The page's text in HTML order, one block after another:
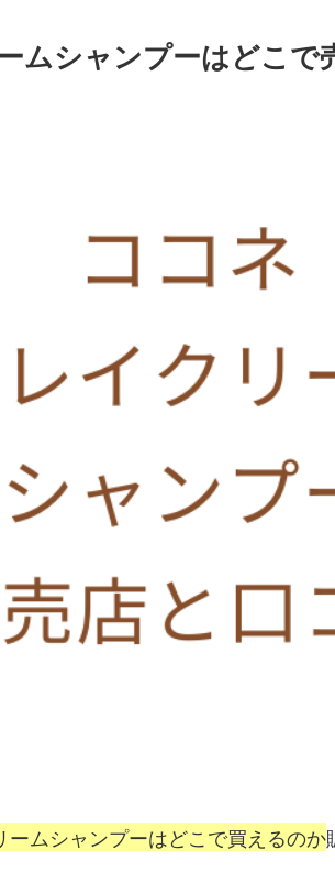
ムシャンプーはどこで
ムシャンプーはどこで買えるのか